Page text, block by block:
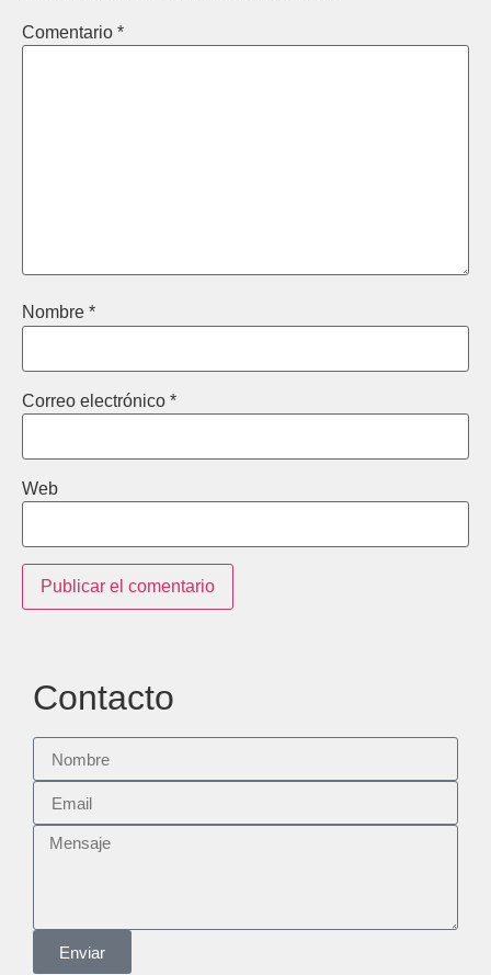
Comentario *
Nombre *
Correo electrónico *
Web
Contacto
Enviar